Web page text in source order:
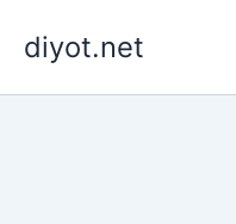
atladiyot.net